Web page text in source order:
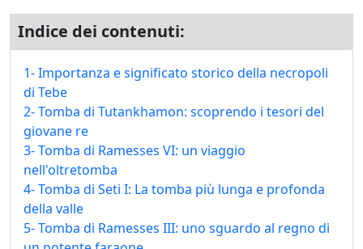
Indice dei contenuti:
1- Importanza e significato storico della necropoli
di Tebe
2- Tomba di Tutankhamon: scoprendo i tesori del
giovane re
3- Tomba di Ramesses VI: un viaggio
nell'oltretomba
4- Tomba di Seti I: La tomba più lunga e profonda
della valle
5- Tomba di Ramesses III: uno sguardo al regno di